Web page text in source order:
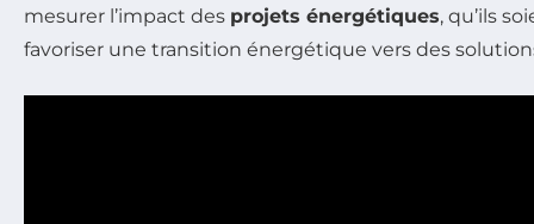
mesurer l’impact des projets énergétiques, qu’ils
favoriser une transition énergétique vers des